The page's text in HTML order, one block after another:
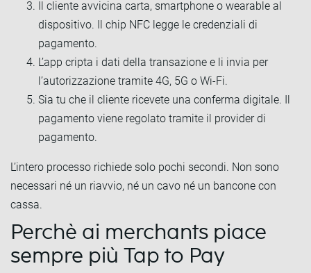
Il cliente avvicina carta, smartphone o wearable al
dispositivo. Il chip NFC legge le credenziali di
pagamento.
L’app cripta i dati della transazione e li invia per
l’autorizzazione tramite 4G, 5G o Wi-Fi.
Sia tu che il cliente ricevete una conferma digitale. Il
pagamento viene regolato tramite il provider di
pagamento.
L’intero processo richiede solo pochi secondi. Non sono
necessari né un riavvio, né un cavo né un bancone con
cassa.
Perchè ai merchants piace
sempre più Tap to Pay